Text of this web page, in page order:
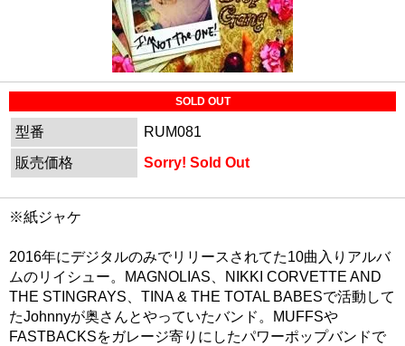
SOLD OUT
型番
RUM081
販売価格
Sorry! Sold Out
※紙ジャケ
2016年にデジタルのみでリリースされてた10曲入りアルバ
ムのリイシュー。MAGNOLIAS、NIKKI CORVETTE AND
THE STINGRAYS、TINA & THE TOTAL BABESで活動して
たJohnnyが奥さんとやっていたバンド。MUFFSや
FASTBACKSをガレージ寄りにしたパワーポップバンドで